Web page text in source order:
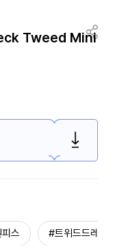
Tweed Mini
스 #트위드드레스